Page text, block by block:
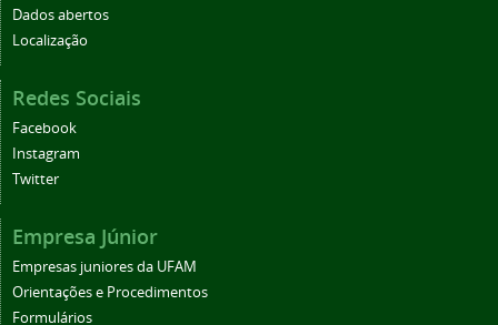
Dados abertos
Localização
Redes Sociais
Facebook
Instagram
Twitter
Empresa Júnior
Empresas juniores da UFAM
Orientações e Procedimentos
Formulários